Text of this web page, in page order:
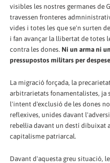
visibles les nostres germanes de
travessen fronteres
vides i totes les que se'n surten
i fan avançar la llibertat de totes
contra les dones. Ni un arma ni
pressupostos militars per
La migració forçada, la
arbitrarietats fonamentalistes, ja
l'intent d'exclusió de les dones
reflexives, unides davant
rebel·lia davant un destí dibuixat
capitalisme patriarcal.
Davant d'aquesta greu situació,